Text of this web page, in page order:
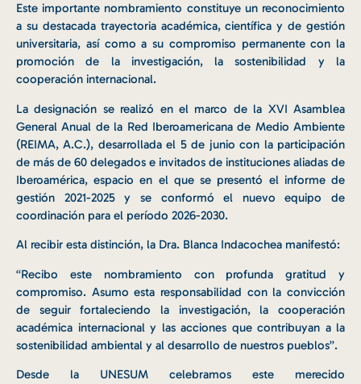
Este importante nombramiento constituye un reconocimiento
a su destacada trayectoria académica, científica y de gestión
universitaria, así como a su compromiso permanente con la
promoción de la investigación, la sostenibilidad y la
cooperación internacional.
La designación se realizó en el marco de la XVI Asamblea
General Anual de la Red Iberoamericana de Medio Ambiente
(REIMA, A.C.), desarrollada el 5 de junio con la participación
de más de 60 delegados e invitados de instituciones aliadas de
Iberoamérica, espacio en el que se presentó el informe de
gestión 2021-2025 y se conformó el nuevo equipo de
coordinación para el período 2026-2030.
Al recibir esta distinción, la Dra. Blanca Indacochea manifestó:
“Recibo este nombramiento con profunda gratitud y
compromiso. Asumo esta responsabilidad con la convicción
de seguir fortaleciendo la investigación, la cooperación
académica internacional y las acciones que contribuyan a la
sostenibilidad ambiental y al desarrollo de nuestros pueblos”.
Desde la UNESUM celebramos este merecido